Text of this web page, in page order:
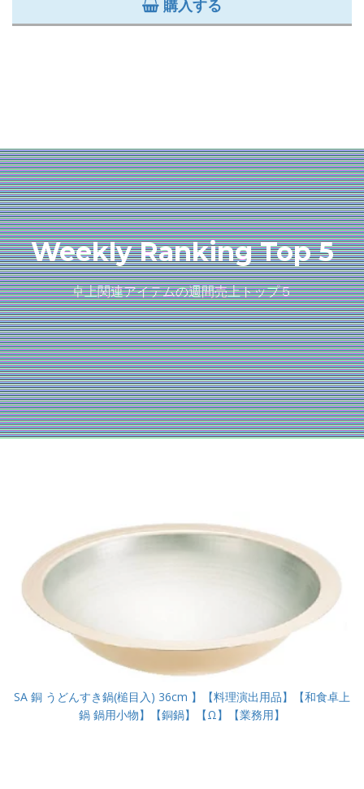
購入する
Weekly Ranking Top 5
卓上関連アイテムの週間売上トップ５
SA 銅 うどんすき鍋(槌目入) 36cm 】【料理演出用品】【和食卓上
鍋 鍋用小物】【銅鍋】【Ω】【業務用】